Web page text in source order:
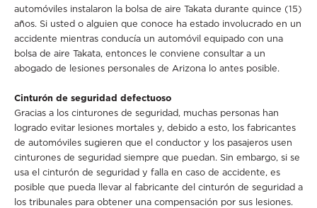
automóviles instalaron la bolsa de aire Takata durante quince (15)
años. Si usted o alguien que conoce ha estado involucrado en un
accidente mientras conducía un automóvil equipado con una
bolsa de aire Takata, entonces le conviene consultar a un
abogado de lesiones personales de Arizona lo antes posible.
Cinturón de seguridad defectuoso
Gracias a los cinturones de seguridad, muchas personas han
logrado evitar lesiones mortales y, debido a esto, los fabricantes
de automóviles sugieren que el conductor y los pasajeros usen
cinturones de seguridad siempre que puedan. Sin embargo, si se
usa el cinturón de seguridad y falla en caso de accidente, es
posible que pueda llevar al fabricante del cinturón de seguridad a
los tribunales para obtener una compensación por sus lesiones.